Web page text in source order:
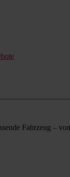
Fahrzeug –